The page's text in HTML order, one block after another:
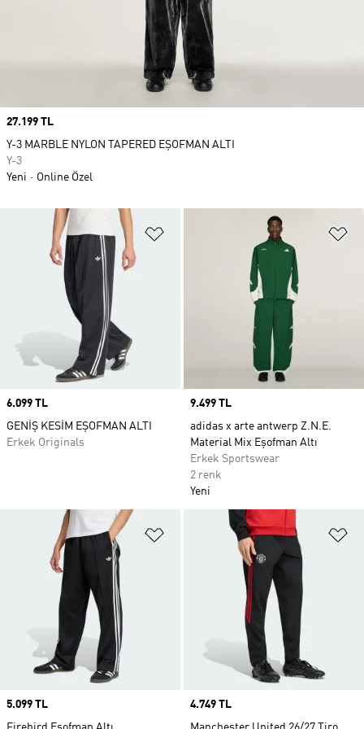
Favori Listesine Ekle
Price
6.099 TL
GENİŞ KESİM EŞOFMAN ALTI
Erkek Originals
Price
9.499 TL
adidas x arte antwerp Z.N.E.
Material Mix Eşofman Altı
Erkek Sportswear
2 renk
Yeni
Favori Listesine Ekle
Price
5.099 TL
Price
4.749 TL
Price
27.199 TL
Y-3 MARBLE NYLON TAPERED EŞOFMAN ALTI
Y-3
Yeni
Online Özel